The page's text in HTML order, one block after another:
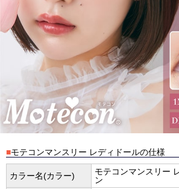
■モテコンマンスリー レディドールの仕様
カラー名(カラー)
モテコンマンスリー
ン